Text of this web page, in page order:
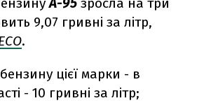
9,07 гривні за літр,
.
цієї марки - в
- 10 гривні за літр;